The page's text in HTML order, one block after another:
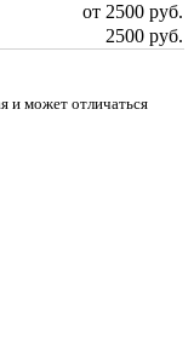
от 2500 руб.
2500 руб.
и может отличаться